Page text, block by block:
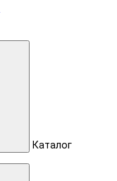
Каталог